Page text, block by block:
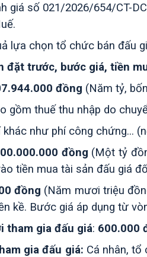
giá số 021/2026/654/CT-
lựa chọn tổ chức bán đấu
đặt trước, bước giá, tiền
đồng (Năm tỷ,
gồm thuế thu nhập do
như phí công chứng...
00.000.000 đồng (Một tỷ
tiền mua tài sản đấu giá
đồng (Năm mươi triệu
kề. Bước giá áp dụng từ
tham gia đấu giá: 600.000
gia đấu giá: Cá nhân,